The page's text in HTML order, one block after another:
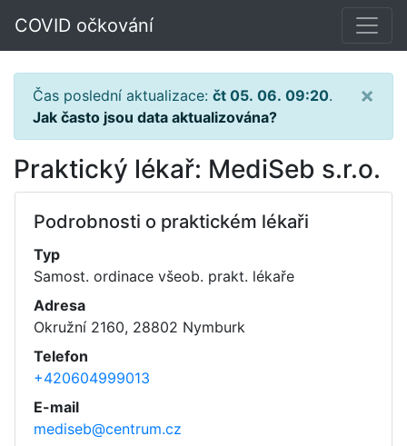
COVID očkování
Čas poslední aktualizace: čt 05. 06. 09:20.
Jak často jsou data aktualizována?
×
Praktický lékař: MediSeb s.r.o.
Podrobnosti o praktickém lékaři
Typ
Samost. ordinace všeob. prakt. lékaře
Adresa
Okružní 2160, 28802 Nymburk
Telefon
+420604999013
E-mail
mediseb@centrum.cz